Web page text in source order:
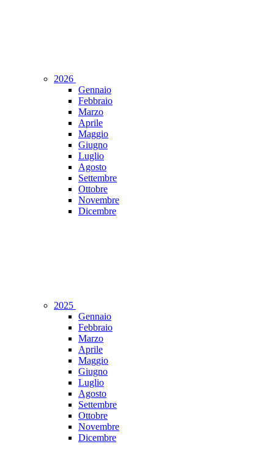
2026
Gennaio
Febbraio
Marzo
Aprile
Maggio
Giugno
Luglio
Agosto
Settembre
Ottobre
Novembre
Dicembre
2025
Gennaio
Febbraio
Marzo
Aprile
Maggio
Giugno
Luglio
Agosto
Settembre
Ottobre
Novembre
Dicembre